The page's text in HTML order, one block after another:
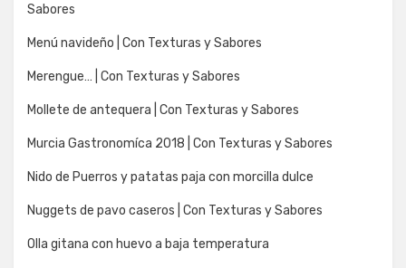
Sabores
Menú navideño | Con Texturas y Sabores
Merengue… | Con Texturas y Sabores
Mollete de antequera | Con Texturas y Sabores
Murcia Gastronomíca 2018 | Con Texturas y Sabores
Nido de Puerros y patatas paja con morcilla dulce
Nuggets de pavo caseros | Con Texturas y Sabores
Olla gitana con huevo a baja temperatura